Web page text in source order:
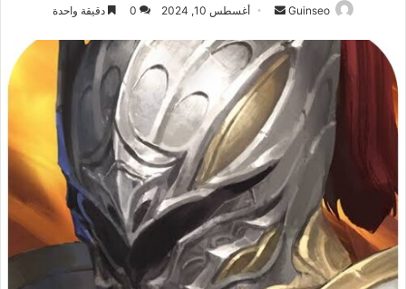
Guinseo
أرسل
إلكترونيا
أغسطس 10, 2024 0 دقيقة واحدة